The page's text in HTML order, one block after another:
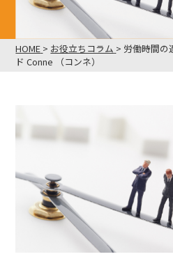
HOME > お役立ちコラム > 労働時間の
ド Conne （コンネ）